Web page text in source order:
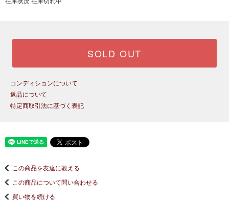
SOLD OUT
コンディションについて
返品について
特定商取引法に基づく表記
この商品を友達に教える
この商品について問い合わせる
買い物を続ける